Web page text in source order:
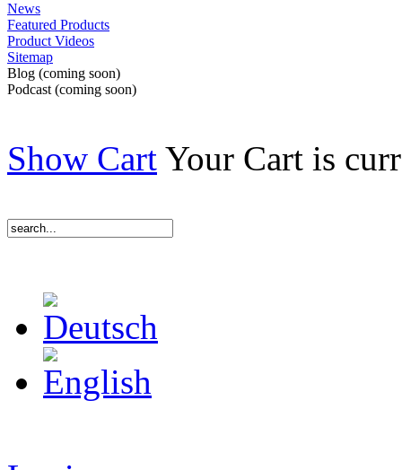
News
Featured Products
Product Videos
Sitemap
Blog (coming soon)
Podcast (coming soon)
Show Cart Your Cart is